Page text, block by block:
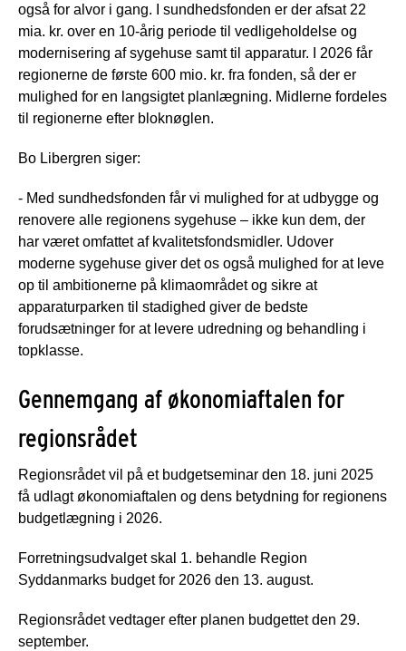
også for alvor i gang. I sundhedsfonden er der afsat 22
mia. kr. over en 10-årig periode til vedligeholdelse og
modernisering af sygehuse samt til apparatur. I 2026 får
regionerne de første 600 mio. kr. fra fonden, så der er
mulighed for en langsigtet planlægning. Midlerne fordeles
til regionerne efter bloknøglen.
Bo Libergren siger:
- Med sundhedsfonden får vi mulighed for at udbygge og
renovere alle regionens sygehuse – ikke kun dem, der
har været omfattet af kvalitetsfondsmidler. Udover
moderne sygehuse giver det os også mulighed for at leve
op til ambitionerne på klimaområdet og sikre at
apparaturparken til stadighed giver de bedste
forudsætninger for at levere udredning og behandling i
topklasse.
Gennemgang af økonomiaftalen for
regionsrådet
Regionsrådet vil på et budgetseminar den 18. juni 2025
få udlagt økonomiaftalen og dens betydning for regionens
budgetlægning i 2026.
Forretningsudvalget skal 1. behandle Region
Syddanmarks budget for 2026 den 13. august.
Regionsrådet vedtager efter planen budgettet den 29.
september.